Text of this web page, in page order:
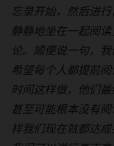
忘录开始，然后进
静静地坐在一起阅
论。顺便说一句，
希望每个人都提前
时间这样做，他们最
甚至可能根本没有
样我们现在就都达